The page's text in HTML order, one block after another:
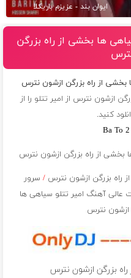
ایوان بند - عزیزم باریکلا
ها بخشی از راه بزرگن
بخشی از راه بزرگن ازشون نترس
ازشون نترس از امیر تتلو را از
کنید.
Ba To
بزرگن ازشون نترس /سرور
عالی آهنگ امیر تتلو سیاهی ها
ازشون نترس
بزرگن ازشون نترس